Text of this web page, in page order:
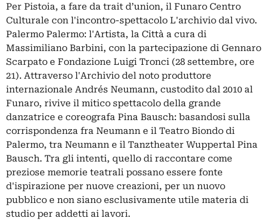
Per Pistoia, a fare da trait d’union, il Funaro Centro
Culturale con l'incontro-spettacolo L'archivio dal vivo.
Palermo Palermo: l'Artista, la Città a cura di
Massimiliano Barbini, con la partecipazione di Gennaro
Scarpato e Fondazione Luigi Tronci (28 settembre, ore
21). Attraverso l'Archivio del noto produttore
internazionale Andrés Neumann, custodito dal 2010 al
Funaro, rivive il mitico spettacolo della grande
danzatrice e coreografa Pina Bausch: basandosi sulla
corrispondenza fra Neumann e il Teatro Biondo di
Palermo, tra Neumann e il Tanztheater Wuppertal Pina
Bausch. Tra gli intenti, quello di raccontare come
preziose memorie teatrali possano essere fonte
d'ispirazione per nuove creazioni, per un nuovo
pubblico e non siano esclusivamente utile materia di
studio per addetti ai lavori.